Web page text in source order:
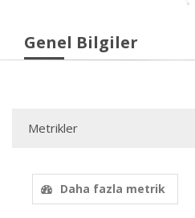
Genel Bilgiler
Metrikler
Daha fazla metrik